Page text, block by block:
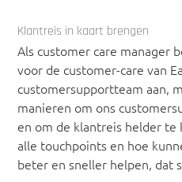
Klantreis in kaart brengen
Als customer care manager
voor de customer-care van
customersupportteam aan,
manieren om ons
en om de klantreis helder te
alle touchpoints en hoe
beter en sneller helpen, dat